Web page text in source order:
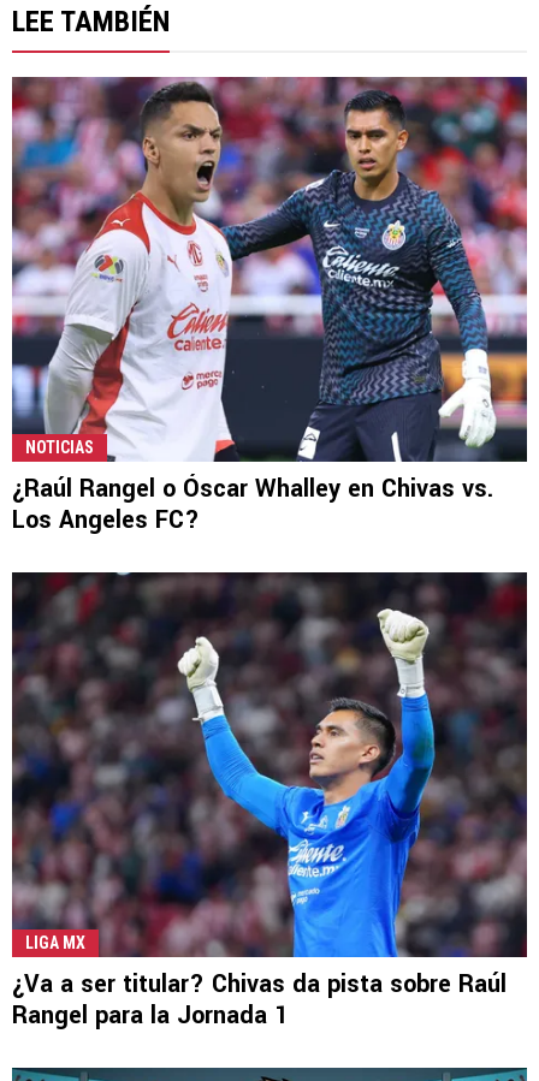
LEE TAMBIÉN
NOTICIAS
¿Raúl Rangel o Óscar Whalley en Chivas vs.
Los Angeles FC?
LIGA MX
¿Va a ser titular? Chivas da pista sobre Raúl
Rangel para la Jornada 1